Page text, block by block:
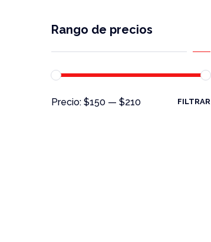
Rango de precios
FILTRAR
Precio: $150 — $210